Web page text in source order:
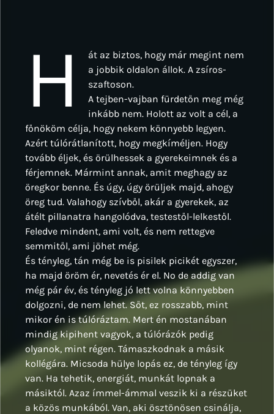
H
át az biztos, hogy már megint nem
a jobbik oldalon állok. A zsíros-
szaftoson.
A tejben-vajban fürdetőn meg még
inkább nem. Holott az volt a cél, a
főnököm célja, hogy nekem könnyebb legyen.
Azért túlórátlanított, hogy megkíméljen. Hogy
tovább éljek, és örülhessek a gyerekeimnek és a
férjemnek. Mármint annak, amit meghagy az
öregkor benne. És úgy, úgy örüljek majd, ahogy
öreg tud. Valahogy szívből, akár a gyerekek, az
átélt pillanatra hangolódva, testestől-lelkestől.
Feledve mindent, ami volt, és nem rettegve
semmitől, ami jöhet még.
És tényleg, tán még be is pisilek picikét egyszer,
ha majd öröm ér, nevetés ér el. No de addig van
még pár év, és tényleg jó lett volna könnyebben
dolgozni, de nem lehet. Sőt, ez rosszabb, mint
mikor én is túlóráztam. Mert én mostanában
mindig kipihent vagyok, a túlórázók pedig
olyanok, mint régen. Támaszkodnak a másik
kollégára. Micsoda hülye lopás ez, de tényleg így
van. Ha tehetik, energiát, munkát lopnak a
másiktól. Azaz ímmel-ámmal veszik ki a részüket
a közös munkából. Van, aki ösztönösen csinálja,